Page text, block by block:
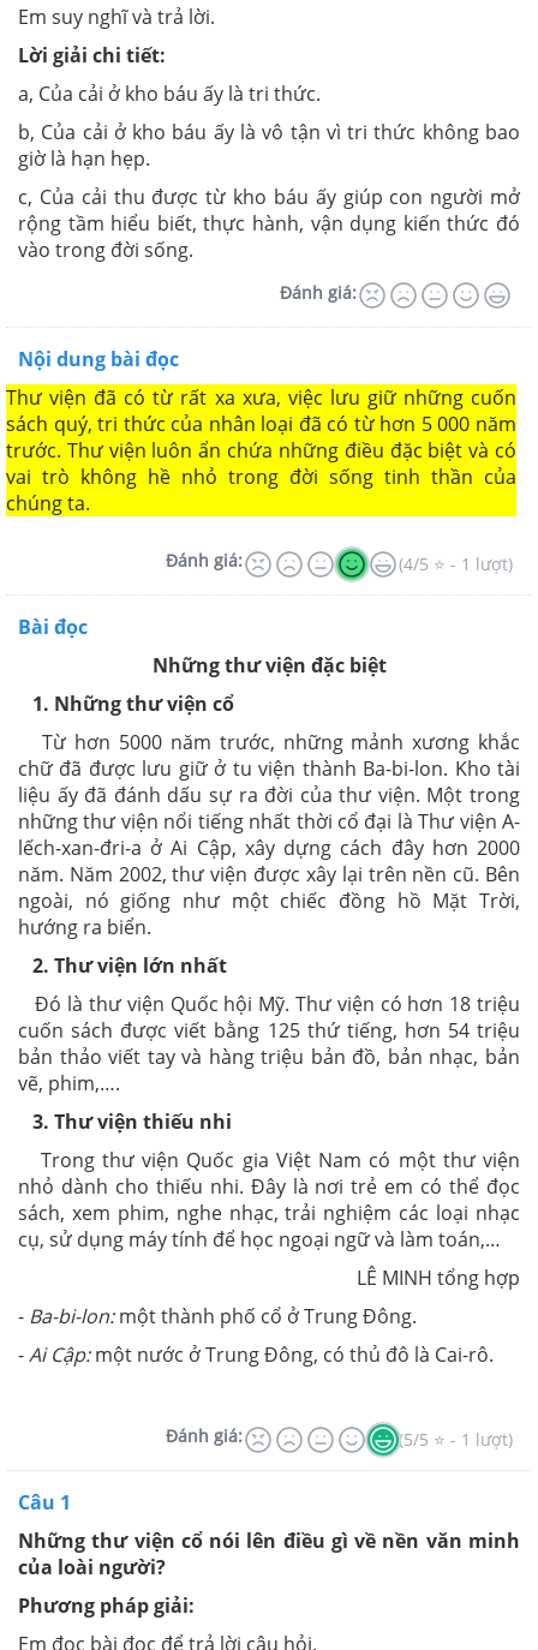
Em suy nghĩ và trả lời.
Lời giải chi tiết:
a, Của cải ở kho báu ấy là tri thức.
b, Của cải ở kho báu ấy là vô tận vì tri thức không bao
giờ là hạn hẹp.
c, Của cải thu được từ kho báu ấy giúp con người mở
rộng tầm hiểu biết, thực hành, vận dụng kiến thức đó
vào trong đời sống.
Đánh giá:
Nội dung bài đọc
Thư viện đã có từ rất xa xưa, việc lưu giữ những cuốn
sách quý, tri thức của nhân loại đã có từ hơn 5 000 năm
trước. Thư viện luôn ẩn chứa những điều đặc biệt và có
vai trò không hề nhỏ trong đời sống tinh thần của
chúng ta.
Đánh giá: (4/5 ⭐ - 1 lượt)
Bài đọc
Những thư viện đặc biệt
1. Những thư viện cổ
Từ hơn 5000 năm trước, những mảnh xương khắc
chữ đã được lưu giữ ở tu viện thành Ba-bi-lon. Kho tài
liệu ấy đã đánh dấu sự ra đời của thư viện. Một trong
những thư viện nổi tiếng nhất thời cổ đại là Thư viện A-
lếch-xan-đri-a ở Ai Cập, xây dựng cách đây hơn 2000
năm. Năm 2002, thư viện được xây lại trên nền cũ. Bên
ngoài, nó giống như một chiếc đồng hồ Mặt Trời,
hướng ra biển.
2. Thư viện lớn nhất
Đó là thư viện Quốc hội Mỹ. Thư viện có hơn 18 triệu
cuốn sách được viết bằng 125 thứ tiếng, hơn 54 triệu
bản thảo viết tay và hàng triệu bản đồ, bản nhạc, bản
vẽ, phim,….
3. Thư viện thiếu nhi
Trong thư viện Quốc gia Việt Nam có một thư viện
nhỏ dành cho thiếu nhi. Đây là nơi trẻ em có thể đọc
sách, xem phim, nghe nhạc, trải nghiệm các loại nhạc
cụ, sử dụng máy tính để học ngoại ngữ và làm toán,…
LÊ MINH tổng hợp
- Ba-bi-lon:một thành phố cổ ở Trung Đông.
-Ai Cập:một nước ở Trung Đông, có thủ đô là Cai-rô.
Đánh giá: (5/5 ⭐ - 1 lượt)
Câu 1
Những thư viện cổ nói lên điều gì về nền văn minh
của loài người?
Phương pháp giải:
Em đọc bài đọc để trả lời câu hỏi.